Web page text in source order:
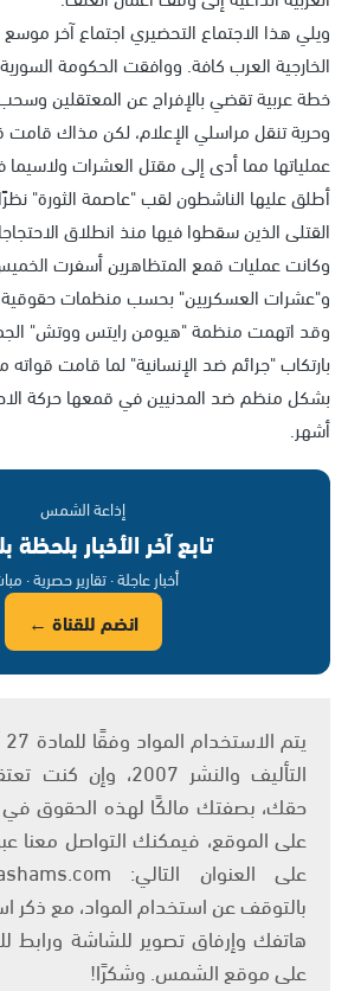
ويلي هذا الاجتماع التحضيري اجتماع آخر
خطة عربية تقضي بالإفراج عن المعتقلين
وحرية تنقل مراسلي الإعلام، لكن مذاك
عملياتها مما أدى إلى مقتل العشرات
أطلق عليها الناشطون لقب "عاصمة الثورة"
القتلى الذين سقطوا فيها منذ انطلاق الاحتجاجات في
و"عشرات العسكريين" بحسب منظمات
وقد اتهمت منظمة "هيومن رايتس ووتش"
بارتكاب "جرائم ضد الإنسانية" لما قامت
بشكل منظم ضد المدنيين في قمعها حركة
أشهر.
إذاعة الشمس
تابع آخر الأخبار
أخبار عاجلة · تقارير حصرية ·
انضم للقناة ←
التأليف والنشر 2007،
حقك، بصفتك مالكًا لهذه الحقوق في
على الموقع، فيمكنك التواصل معنا عبر
بالتوقف عن استخدام المواد، مع
هاتفك وإرفاق تصوير للشاشة ورابط
على موقع الشمس. وشكرًا!